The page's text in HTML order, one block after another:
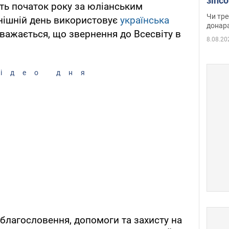
початок року за юліанським
день використовує українська
що звернення до Всесвіту в
дня
допомоги та захисту на
Чи